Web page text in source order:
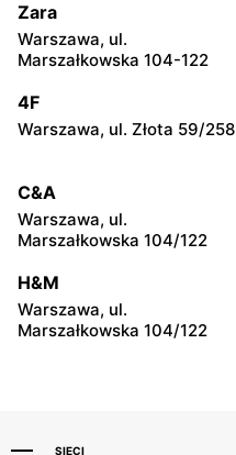
CCC
Wołomin, ul. Geodetów 2
CCC
Podkowa Leśna, ul. Gołębia
CCC
Błonie, ul. Powstańców 12
CCC
Nowy Dwór Mazowiecki, ul.
Warszawska 36
Zara
Warszawa, ul.
Marszałkowska 104-122
4F
Warszawa, ul. Złota 59/258
C&A
Warszawa, ul.
Marszałkowska 104/122
H&M
Warszawa, ul.
Marszałkowska 104/122
SIECI